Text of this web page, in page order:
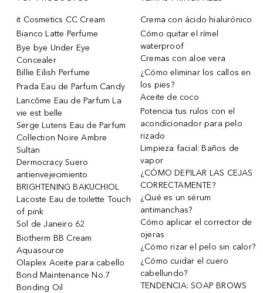
it Cosmetics CC Cream
Bianco Latte Perfume
Bye bye Under Eye
Concealer
Billie Eilish Perfume
Prada Eau de Parfum Candy
Lancôme Eau de Parfum La
vie est belle
Serge Lutens Eau de Parfum
Collection Noire Ambre
Sultan
Dermocracy Suero
antienvejecimiento
BRIGHTENING BAKUCHIOL
Lacoste Eau de toilette Touch
of pink
Sol de Janeiro 62
Biotherm BB Cream
Aquasource
Olaplex Aceite para cabello
Bond Maintenance No.7
Bonding Oil
Crema con ácido hialurónico
Cómo quitar el rímel
waterproof
Cremas con aloe vera
¿Cómo eliminar los callos en
los pies?
Aceite de coco
Potencia tus rulos con el
acondicionador para pelo
rizado
Limpieza facial: Baños de
vapor
¿CÓMO DEPILAR LAS CEJAS
CORRECTAMENTE?
¿Qué es un sérum
antimanchas?
Cómo aplicar el corrector de
ojeras
¿Cómo rizar el pelo sin calor?
¿Cómo cuidar el cuero
cabellundo?
TENDENCIA: SOAP BROWS